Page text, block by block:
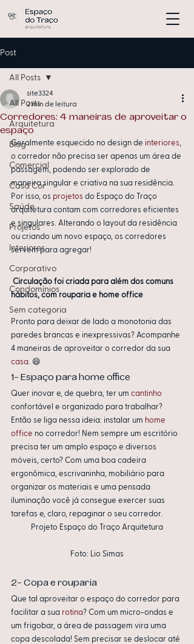
Post
All Posts
Arquitetura
Blog
Comercial
Casa Cor
Saúde
Projetos
Interiores
Corporativo
Condomínios
Sem categoria
All Posts
Corredores: 4 maneiras de aproveitar o
espaço
site3324
2 min de leitura
Geralmente esquecido no design de interiores,
o corredor não precisa ser apenas um área de
passagem, podendo ser explorado de
maneira singular e criativa na sua residência.
Por isso, os projetos do Espaço do Traço
arquitetura contam com corredores eficientes
e singulares. Alterando o layout da residência
ou criando um novo espaço, os corredores
servem para agregar!
Circulação foi criada para além dos comuns
hábitos, com rouparia e home office
Pronto para deixar de lado a monotonia das
paredes brancas e inexpressivas? Acompanhe
4 maneiras de aproveitar o corredor da sua
casa. 😄
1- Espaço para home office
Quer inovar e, de quebra, ter um cantinho
confortável e organizado para trabalhar?
Então se liga nessa ideia: instalar um home
office no corredor! Nem sempre um escritório
precisa ter um amplo espaço e diversos
móveis, certo? Com uma boa cadeira
ergonômica, escrivaninha, mobiliário para
organizar os materiais e uma pensada
iluminação você já consegue exercer suas
tarefas e, claro, repaginar o seu corredor.
Projeto Espaço do Traço Arquitetura
Foto: Lio Simas
2- Copa e rouparia
Que tal aproveitar o espaço do corredor para
facilitar a sua rotina? Com um micro-ondas e
um frigobar, a área de passagem vira uma
copa descolada! Sem precisar se deslocar até